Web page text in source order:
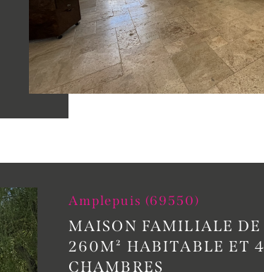
Amplepuis (69550)
MAISON FAMILIALE DE
260M² HABITABLE ET 4
CHAMBRES